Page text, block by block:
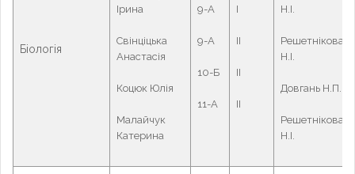
Біологія
Ірина
Свінціцька
Анастасія
Коцюк Юлія
Малайчук
Катерина
9-А
9-А
10-Б
11-А
І
ІІ
ІІ
ІІ
Н.І.
Решетнікова
Н.І.
Довгань Н.П.
Решетнікова
Н.І.